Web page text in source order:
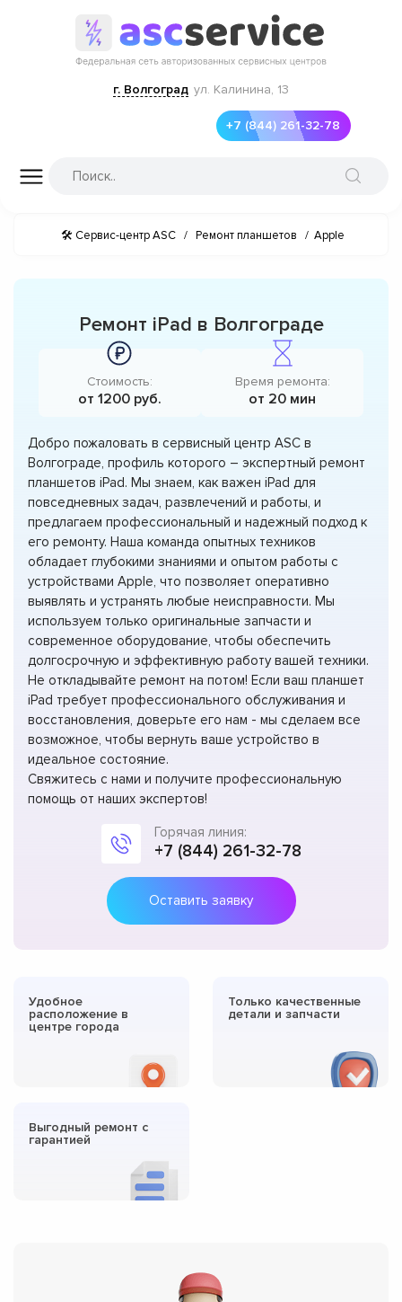
г. Волгоград ул. Калинина, 13
+7 (844) 261-32-78
🛠 Сервис-центр ASC / Ремонт планшетов / Apple
Ремонт iPad в Волгограде
Стоимость:
от 1200 руб.
Время ремонта:
от 20 мин
Добро пожаловать в сервисный центр ASC в
Волгограде, профиль которого – экспертный ремонт
планшетов iPad. Мы знаем, как важен iPad для
повседневных задач, развлечений и работы, и
предлагаем профессиональный и надежный подход к
его ремонту. Наша команда опытных техников
обладает глубокими знаниями и опытом работы с
устройствами Apple, что позволяет оперативно
выявлять и устранять любые неисправности. Мы
используем только оригинальные запчасти и
современное оборудование, чтобы обеспечить
долгосрочную и эффективную работу вашей техники.
Не откладывайте ремонт на потом! Если ваш планшет
iPad требует профессионального обслуживания и
восстановления, доверьте его нам - мы сделаем все
возможное, чтобы вернуть ваше устройство в
идеальное состояние.
Свяжитесь с нами и получите профессиональную
помощь от наших экспертов!
Горячая линия:
+7 (844) 261-32-78
Оставить заявку
Удобное
расположение в
центре города
Только качественные
детали и запчасти
Выгодный ремонт с
гарантией